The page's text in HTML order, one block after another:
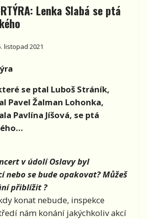
Lenka Slabá se ptá
listopad 2021
se ptal Luboš Stráník,
Pavel Žalman Lohonka,
Pavlína Jíšová, se ptá
v údolí Oslavy byl
nebo se bude opakovat? Můžeš
přiblížit ?
konat nebude, inspekce
nám konání jakýchkoliv akcí